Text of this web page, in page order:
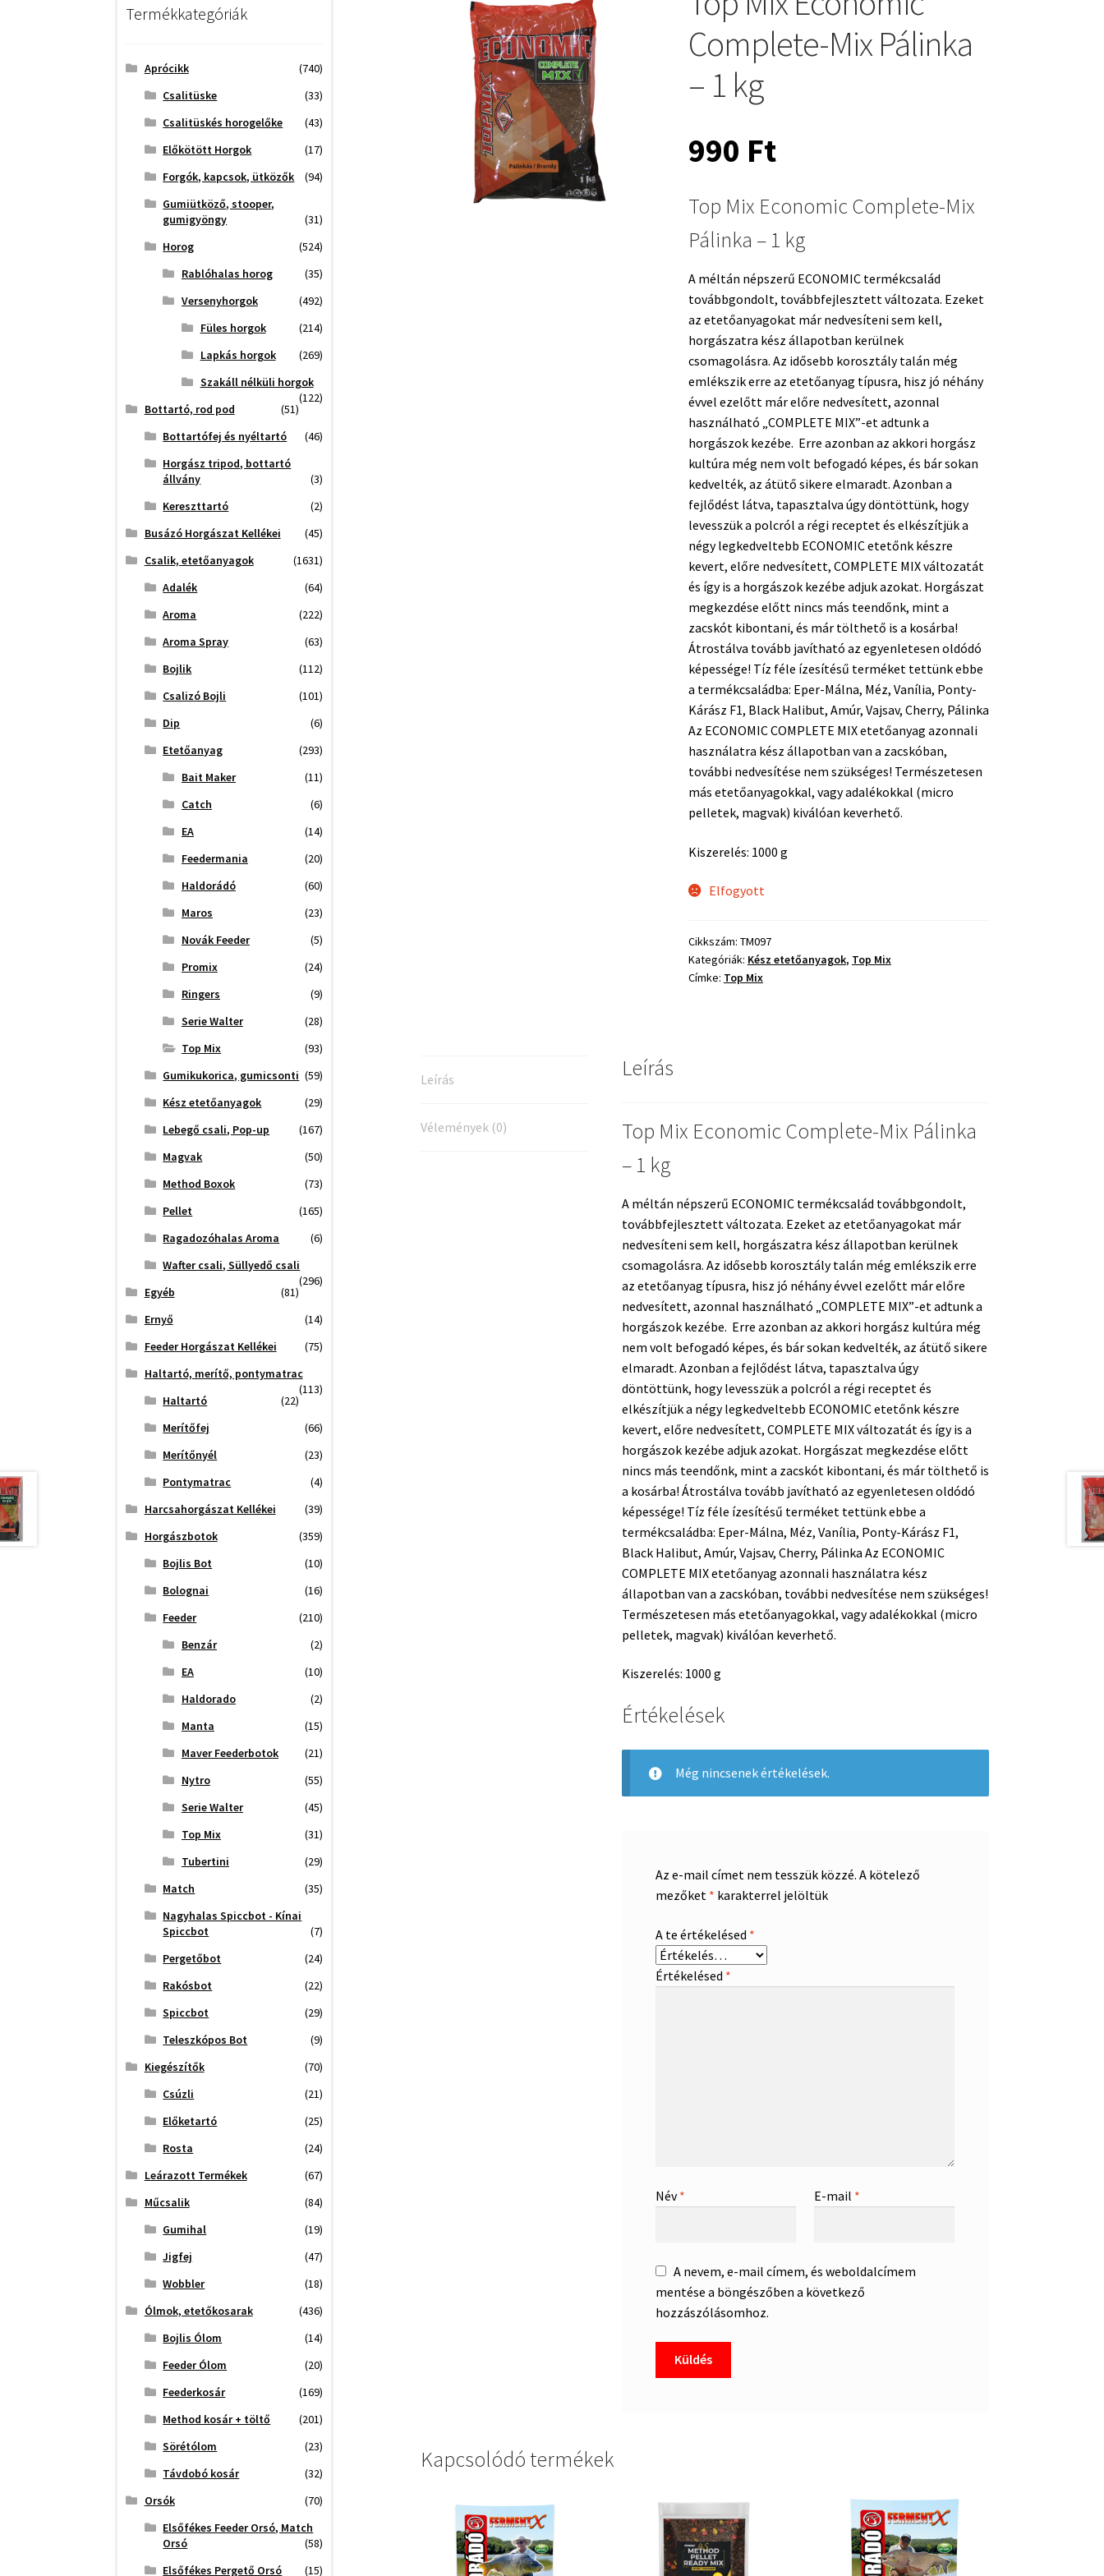
Complete-Mix Pálinka
– 1 kg
990 Ft
Top Mix Economic Complete-Mix
Pálinka – 1 kg
A méltán népszerű ECONOMIC termékcsalád
továbbgondolt, továbbfejlesztett változata. Ezeket
az etetőanyagokat már nedvesíteni sem kell,
horgászatra kész állapotban kerülnek
csomagolásra. Az idősebb korosztály talán még
emlékszik erre az etetőanyag típusra, hisz jó néhány
évvel ezelőtt már előre nedvesített, azonnal
használható „COMPLETE MIX”-et adtunk a
horgászok kezébe. Erre azonban az akkori horgász
kultúra még nem volt befogadó képes, és bár sokan
kedvelték, az átütő sikere elmaradt. Azonban a
fejlődést látva, tapasztalva úgy döntöttünk, hogy
levesszük a polcról a régi receptet és elkészítjük a
négy legkedveltebb ECONOMIC etetőnk készre
kevert, előre nedvesített, COMPLETE MIX változatát
és így is a horgászok kezébe adjuk azokat. Horgászat
megkezdése előtt nincs más teendőnk, mint a
zacskót kibontani, és már tölthető is a kosárba!
Átrostálva tovább javítható az egyenletesen oldódó
képessége! Tíz féle ízesítésű terméket tettünk ebbe
a termékcsaládba: Eper-Málna, Méz, Vanília, Ponty-
Kárász F1, Black Halibut, Amúr, Vajsav, Cherry, Pálinka
Az ECONOMIC COMPLETE MIX etetőanyag azonnali
használatra kész állapotban van a zacskóban,
további nedvesítése nem szükséges! Természetesen
más etetőanyagokkal, vagy adalékokkal (micro
pelletek, magvak) kiválóan keverhető.
Kiszerelés: 1000 g
Elfogyott
Cikkszám: TM097
Kategóriák: Kész etetőanyagok, Top Mix
Címke: Top Mix
Leírás
Vélemények (0)
Leírás
Top Mix Economic Complete-Mix Pálinka
– 1 kg
A méltán népszerű ECONOMIC termékcsalád továbbgondolt,
továbbfejlesztett változata. Ezeket az etetőanyagokat már
nedvesíteni sem kell, horgászatra kész állapotban kerülnek
csomagolásra. Az idősebb korosztály talán még emlékszik erre
az etetőanyag típusra, hisz jó néhány évvel ezelőtt már előre
nedvesített, azonnal használható „COMPLETE MIX”-et adtunk a
horgászok kezébe. Erre azonban az akkori horgász kultúra még
nem volt befogadó képes, és bár sokan kedvelték, az átütő sikere
elmaradt. Azonban a fejlődést látva, tapasztalva úgy
döntöttünk, hogy levesszük a polcról a régi receptet és
elkészítjük a négy legkedveltebb ECONOMIC etetőnk készre
kevert, előre nedvesített, COMPLETE MIX változatát és így is a
horgászok kezébe adjuk azokat. Horgászat megkezdése előtt
nincs más teendőnk, mint a zacskót kibontani, és már tölthető is
a kosárba! Átrostálva tovább javítható az egyenletesen oldódó
képessége! Tíz féle ízesítésű terméket tettünk ebbe a
termékcsaládba: Eper-Málna, Méz, Vanília, Ponty-Kárász F1,
Black Halibut, Amúr, Vajsav, Cherry, Pálinka Az ECONOMIC
COMPLETE MIX etetőanyag azonnali használatra kész
állapotban van a zacskóban, további nedvesítése nem szükséges!
Természetesen más etetőanyagokkal, vagy adalékokkal (micro
pelletek, magvak) kiválóan keverhető.
Kiszerelés: 1000 g
Értékelések
Még nincsenek értékelések.
Az e-mail címet nem tesszük közzé. A kötelező
mezőket * karakterrel jelöltük
A te értékelésed *
Értékelésed *
Név* E-mail *
A nevem, e-mail címem, és weboldalcímem
mentése a böngészőben a következő
hozzászólásomhoz.
Kapcsolódó termékek
Termékkategóriák
Aprócikk
(740)
Csalitüske
(33)
Csalitüskés horogelőke
(43)
Előkötött Horgok
(17)
Forgók, kapcsok, ütközők
(94)
Gumiütköző, stooper,
gumigyöngy
(31)
Horog
(524)
Rablóhalas horog
(35)
Versenyhorgok
(492)
Füles horgok
(214)
Lapkás horgok
(269)
Szakáll nélküli horgok
(122)
Bottartó, rod pod
(51)
Bottartófej és nyéltartó
(46)
Horgász tripod, bottartó
állvány
(3)
Kereszttartó
(2)
Busázó Horgászat Kellékei
(45)
Csalik, etetőanyagok
(1631)
Adalék
(64)
Aroma
(222)
Aroma Spray
(63)
Bojlik
(112)
Csalizó Bojli
(101)
Dip
(6)
Etetőanyag
(293)
Bait Maker
(11)
Catch
(6)
EA
(14)
Feedermania
(20)
Haldorádó
(60)
Maros
(23)
Novák Feeder
(5)
Promix
(24)
Ringers
(9)
Serie Walter
(28)
Top Mix
(93)
Gumikukorica, gumicsonti (59)
Kész etetőanyagok
(29)
Lebegő csali, Pop-up
(167)
Magvak
(50)
Method Boxok
(73)
Pellet
(165)
Ragadozóhalas Aroma
(6)
Wafter csali, Süllyedő csali
(296)
Egyéb
(81)
Ernyő
(14)
Feeder Horgászat Kellékei
(75)
Haltartó, merítő, pontymatrac
(113)
Haltartó
(22)
Merítőfej
(66)
Merítőnyél
(23)
Pontymatrac
(4)
Harcsahorgászat Kellékei
(39)
Horgászbotok
(359)
Bojlis Bot
(10)
Bolognai
(16)
Feeder
(210)
Benzár
(2)
EA
(10)
Haldorado
(2)
Manta
(15)
Maver Feederbotok
(21)
Nytro
(55)
Serie Walter
(45)
Top Mix
(31)
Tubertini
(29)
Match
(35)
Nagyhalas Spiccbot - Kínai
Spiccbot
(7)
Pergetőbot
(24)
Rakósbot
(22)
Spiccbot
(29)
Teleszkópos Bot
(9)
Kiegészítők
(70)
Csúzli
(21)
Előketartó
(25)
Rosta
(24)
Leárazott Termékek
(67)
Műcsalik
(84)
Gumihal
(19)
Jigfej
(47)
Wobbler
(18)
Ólmok, etetőkosarak
(436)
Bojlis Ólom
(14)
Feeder Ólom
(20)
Feederkosár
(169)
Method kosár + töltő
(201)
Sörétólom
(23)
Távdobó kosár
(32)
Orsók
(70)
Elsőfékes Feeder Orsó, Match
Orsó
(58)
Elsőfékes Pergető Orsó
(15)